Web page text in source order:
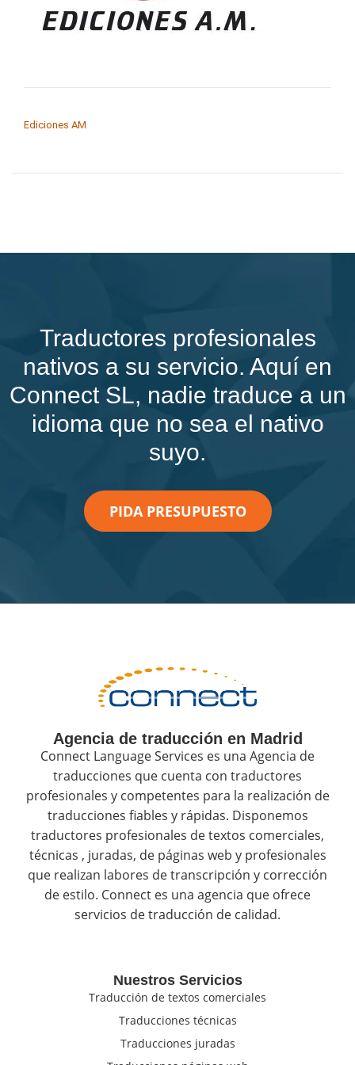
Ediciones AM
Traductores profesionales
nativos a su servicio. Aquí en
Connect SL, nadie traduce a un
idioma que no sea el nativo
suyo.
PIDA PRESUPUESTO
Agencia de traducción en Madrid
Connect Language Services es una Agencia de
traducciones que cuenta con traductores
profesionales y competentes para la realización de
traducciones fiables y rápidas. Disponemos
traductores profesionales de textos comerciales,
técnicas , juradas, de páginas web y profesionales
que realizan labores de transcripción y corrección
de estilo. Connect es una agencia que ofrece
servicios de traducción de calidad.
Nuestros Servicios
Traducción de textos comerciales
Traducciones técnicas
Traducciones juradas